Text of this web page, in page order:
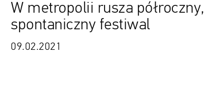
W metropolii rusza półroczny,
spontaniczny festiwal
09.02.2021